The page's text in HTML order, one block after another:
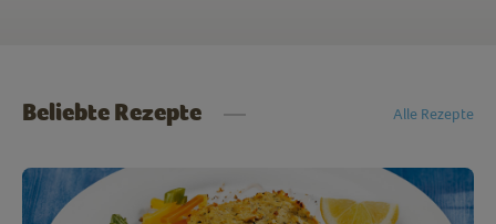
Beliebte Rezepte Alle Rezepte